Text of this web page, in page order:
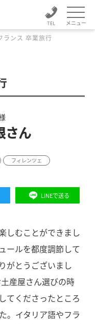
メニュー
ランス 卒業旅行
さん
フィレンツェ
LINEで送る
しむことができまし
ールを都度調節して
がとうございまし
産屋さん選びの時
てくださったところ
。イタリア語やフラ